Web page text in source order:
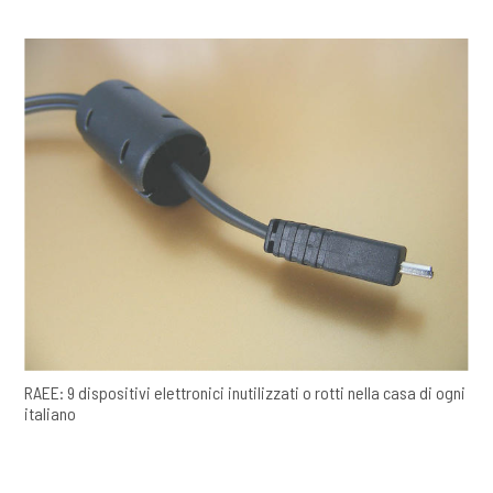
RAEE: 9 dispositivi elettronici inutilizzati o rotti nella casa di ogni
italiano